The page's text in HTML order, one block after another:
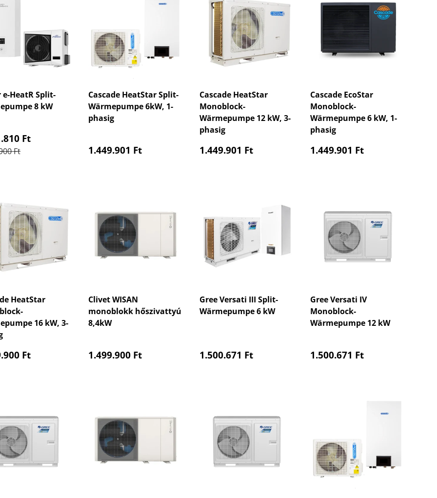
e-HeatR Split-
8 kW
Ft
Preis
Ft
Cascade HeatStar Split-
Wärmepumpe 6kW, 1-
phasig
Normaler Preis
1.449.901 Ft
Cascade HeatStar
Monoblock-
Wärmepumpe 12 kW, 3-
phasig
Normaler Preis
1.449.901 Ft
Cascade EcoStar
Monoblock-
Wärmepumpe 6 kW, 1-
phasig
Normaler Preis
1.449.901 Ft
HeatStar
16 kW, 3-
Preis
Ft
Clivet WISAN
monoblokk hőszivattyú
8,4kW
Normaler Preis
1.499.900 Ft
Gree Versati III Split-
Wärmepumpe 6 kW
Normaler Preis
1.500.671 Ft
Gree Versati IV
Monoblock-
Wärmepumpe 12 kW
Normaler Preis
1.500.671 Ft